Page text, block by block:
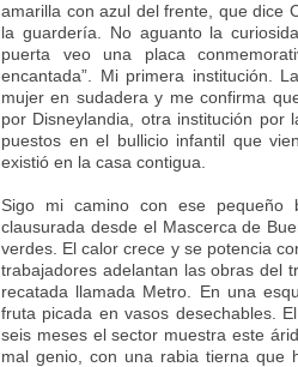
amarilla con azul del frente, que dice
la guardería. No aguanto la
puerta veo una placa
encantada”. Mi primera institución.
mujer en sudadera y me confirma
por Disneylandia, otra institución
puestos en el bullicio infantil que
existió en la casa contigua.
Sigo mi camino con ese pequeño
clausurada desde el Mascerca de
verdes. El calor crece y se potencia
trabajadores adelantan las obras del
recatada llamada Metro. En una
fruta picada en vasos desechables.
seis meses el sector muestra este
mal genio, con una rabia tierna que